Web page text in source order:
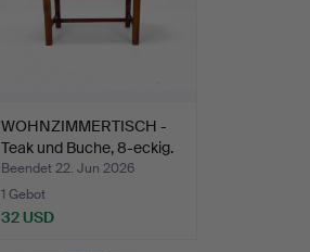
WOHNZIMMERTISCH -
Teak und Buche, 8-eckig.
Beendet 22. Jun 2026
1 Gebot
32 USD